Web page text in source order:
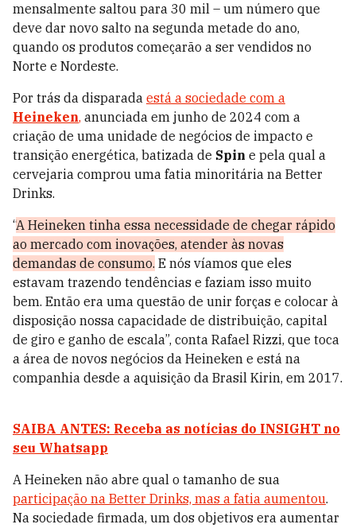
mensalmente saltou para 30 mil – um número que
deve dar novo salto na segunda metade do ano,
quando os produtos começarão a ser vendidos no
Norte e Nordeste.
Por trás da disparada está a sociedade com a
Heineken, anunciada em junho de 2024 com a
criação de uma unidade de negócios de impacto e
transição energética, batizada de Spin e pela qual a
cervejaria comprou uma fatia minoritária na Better
Drinks.
“A Heineken tinha essa necessidade de chegar rápido
ao mercado com inovações, atender às novas
demandas de consumo. E nós víamos que eles
estavam trazendo tendências e faziam isso muito
bem. Então era uma questão de unir forças e colocar à
disposição nossa capacidade de distribuição, capital
de giro e ganho de escala”, conta Rafael Rizzi, que toca
a área de novos negócios da Heineken e está na
companhia desde a aquisição da Brasil Kirin, em 2017.
SAIBA ANTES: Receba as notícias do INSIGHT no
seu Whatsapp
A Heineken não abre qual o tamanho de sua
participação na Better Drinks, mas a fatia aumentou.
Na sociedade firmada, um dos objetivos era aumentar